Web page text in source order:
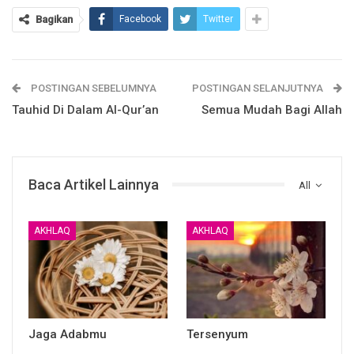
Berkata Abdullah bin AmrRadhiyallahu Anhu
ما من المفصل سورة صغيرة و لا كبيرة إلا و قد سمعت
رسول الله صلى الله عليه و سلم يؤم الناس بها في
المكتوبة
Bagikan Facebook Twitter
POSTINGAN SEBELUMNYA
Tauhid Di Dalam Al-Qur’an
POSTINGAN SELANJUTNYA
Semua Mudah Bagi Allah
All
Baca Artikel Lainnya
AKHLAQ
Jaga Adabmu
AKHLAQ
Tersenyum